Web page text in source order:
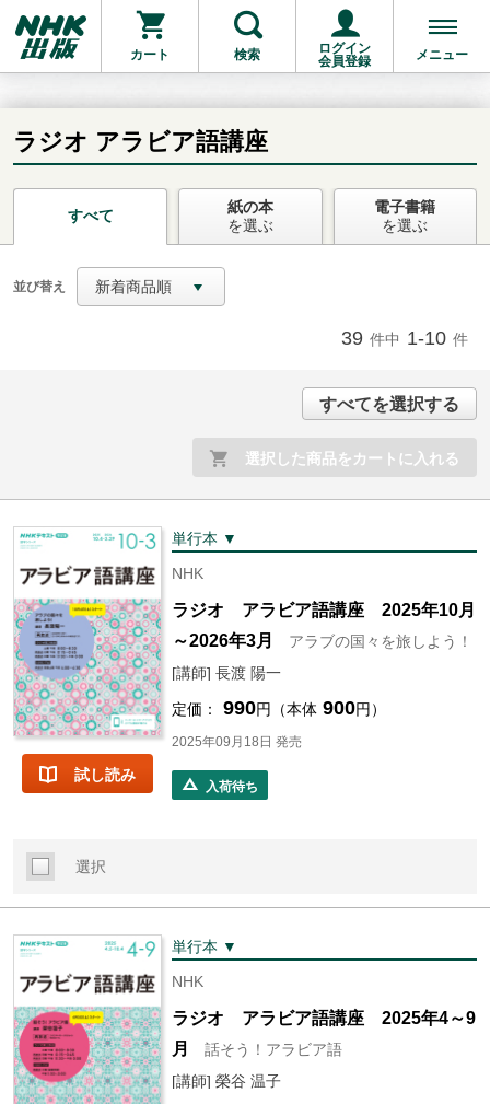
カート 検索
ログイン
会員登録
メニュー
お支払いに進む
他にも商品を買う
ラジオ アラビア語講座
すべて
紙の本
を選ぶ
電子書籍
を選ぶ
並び替え 新着商品順
39 件中 1-10 件
すべてを選択する
選択した商品をカートに入れる
試し読み
単行本 ▼
NHK
ラジオ アラビア語講座 2025年10月
～2026年3月
アラブの国々を旅しよう！
[講師] 長渡 陽一
定価： 990円（本体 900円）
2025年09月18日 発売
入荷待ち
選択
単行本 ▼
NHK
ラジオ アラビア語講座 2025年4～9
月
話そう！アラビア語
[講師] 榮谷 温子